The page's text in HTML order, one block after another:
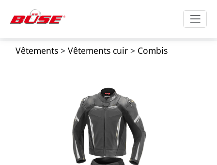
Vêtements> Vêtements cuir> Combis